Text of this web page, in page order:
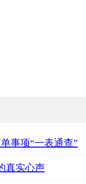
事项“一表通查”
真实心声